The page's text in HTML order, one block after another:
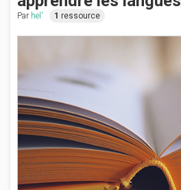
Par hel' 1 ressource